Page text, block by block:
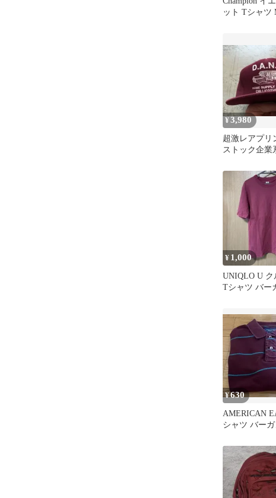
ット Tシャツ
¥3,980
超激レアプリ
ストック企業
¥ 1,000
UNIQLO U ク
Tシャツ バー
¥630
AMERICAN
シャツ バー